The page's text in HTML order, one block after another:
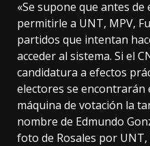
«Se supone que antes
permitirle a UNT, MPV,
partidos que intentan
acceder al sistema. Si el
candidatura a efectos
electores se encontrarán
máquina de votación la
nombre de Edmundo
foto de Rosales por UNT,